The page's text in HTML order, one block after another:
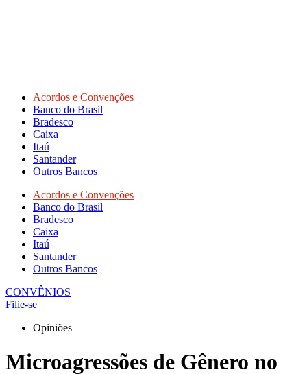
Acordos e Convenções
Banco do Brasil
Bradesco
Caixa
Itaú
Santander
Outros Bancos
Acordos e Convenções
Banco do Brasil
Bradesco
Caixa
Itaú
Santander
Outros Bancos
CONVÊNIOS
Filie-se
Opiniões
Microagressões de Gênero no